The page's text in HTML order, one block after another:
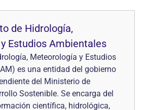
de Hidrología,
Estudios Ambientales
Meteorología y Estudios
es una entidad del gobierno
del Ministerio de
Sostenible. Se encarga del
científica, hidrológica,